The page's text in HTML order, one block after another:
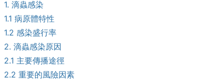
1. 滴蟲感染
1.1 病原體特性
1.2 感染盛行率
2. 滴蟲感染原因
2.1 主要傳播途徑
2.2 重要的風險因素